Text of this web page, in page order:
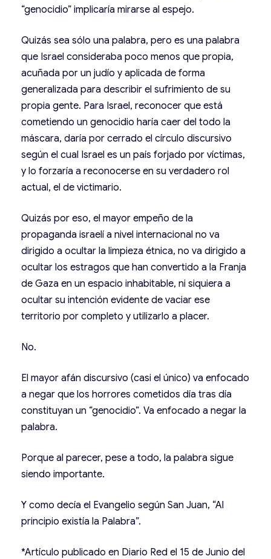
“genocidio” implicaría mirarse al espejo.
Quizás sea sólo una palabra, pero es una palabra
que Israel consideraba poco menos que propia,
acuñada por un judío y aplicada de forma
generalizada para describir el sufrimiento de su
propia gente. Para Israel, reconocer que está
cometiendo un genocidio haría caer del todo la
máscara, daría por cerrado el círculo discursivo
según el cual Israel es un país forjado por víctimas,
y lo forzaría a reconocerse en su verdadero rol
actual, el de victimario.
Quizás por eso, el mayor empeño de la
propaganda israelí a nivel internacional no va
dirigido a ocultar la limpieza étnica, no va dirigido a
ocultar los estragos que han convertido a la Franja
de Gaza en un espacio inhabitable, ni siquiera a
ocultar su intención evidente de vaciar ese
territorio por completo y utilizarlo a placer.
No.
El mayor afán discursivo (casi el único) va enfocado
a negar que los horrores cometidos día tras día
constituyan un “genocidio”. Va enfocado a negar la
palabra.
Porque al parecer, pese a todo, la palabra sigue
siendo importante.
Y como decía el Evangelio según San Juan, “Al
principio existía la Palabra”.
*Artículo publicado en Diario Red el 15 de Junio del